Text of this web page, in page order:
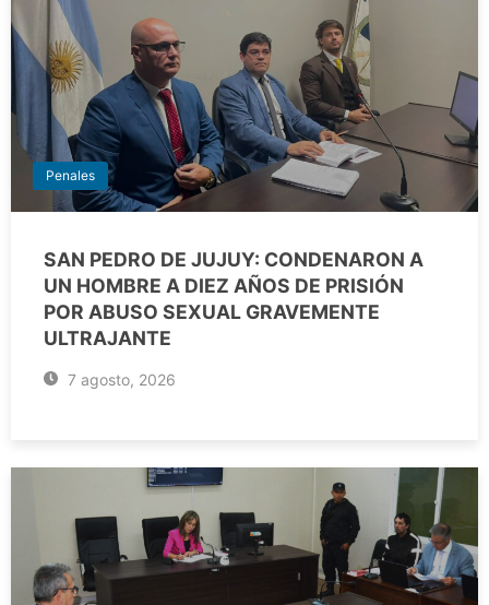
Penales
SAN PEDRO DE JUJUY: CONDENARON A
UN HOMBRE A DIEZ AÑOS DE PRISIÓN
POR ABUSO SEXUAL GRAVEMENTE
ULTRAJANTE
7 agosto, 2026